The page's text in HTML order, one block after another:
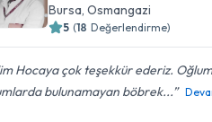
Bursa ,Osmangazi
5 (18 Değerlendirme)
Hocaya çok teşekkür ederiz.
bulunamayan böbrek...